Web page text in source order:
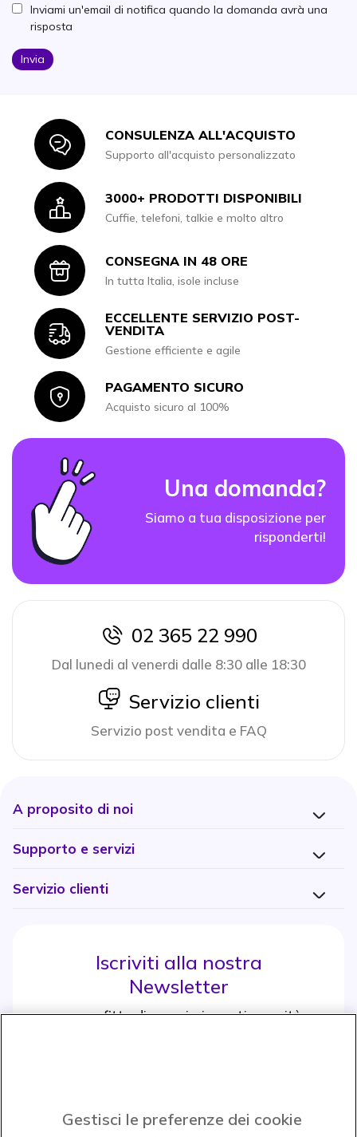
Inviami un'email di notifica quando la domanda avrà una
risposta
Invia
IconCONSULENZA ALL'ACQUISTO
Supporto all'acquisto personalizzato
Icon3000+ PRODOTTI DISPONIBILI
Cuffie, telefoni, talkie e molto altro
IconCONSEGNA IN 48 ORE
In tutta Italia, isole incluse
Icon
ECCELLENTE SERVIZIO POST-
VENDITA
Gestione efficiente e agile
IconPAGAMENTO SICURO
Acquisto sicuro al 100%
Una domanda?
Siamo a tua disposizione per
risponderti!
icon
02 365 22 990
Dal lunedi al venerdi dalle 8:30 alle 18:30
icon
Servizio clienti
Servizio post vendita e FAQ
A proposito di noi
Supporto e servizi
Servizio clienti
Iscriviti alla nostra
Newsletter
e approfitta di maggiori sconti e novità
Icon
Gestisci le preferenze dei cookie